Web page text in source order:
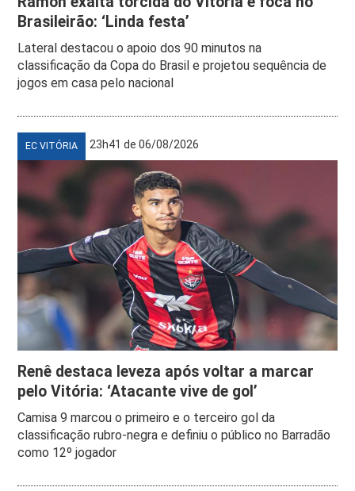
Brasileirão: ‘Linda festa’
Lateral destacou o apoio dos 90 minutos na
classificação da Copa do Brasil e projetou sequência de
jogos em casa pelo nacional
EC VITÓRIA 23h41 de 06/08/2026
Renê destaca leveza após voltar a marcar
pelo Vitória: ‘Atacante vive de gol’
Camisa 9 marcou o primeiro e o terceiro gol da
classificação rubro-negra e definiu o público no Barradão
como 12º jogador